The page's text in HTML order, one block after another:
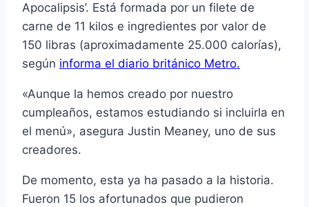
Apocalipsis’. Está formada por un filete de
carne de 11 kilos e ingredientes por valor de
150 libras (aproximadamente 25.000 calorías),
según informa el diario británico Metro.
«Aunque la hemos creado por nuestro
cumpleaños, estamos estudiando si incluirla en
el menú», asegura Justin Meaney, uno de sus
creadores.
De momento, esta ya ha pasado a la historia.
Fueron 15 los afortunados que pudieron